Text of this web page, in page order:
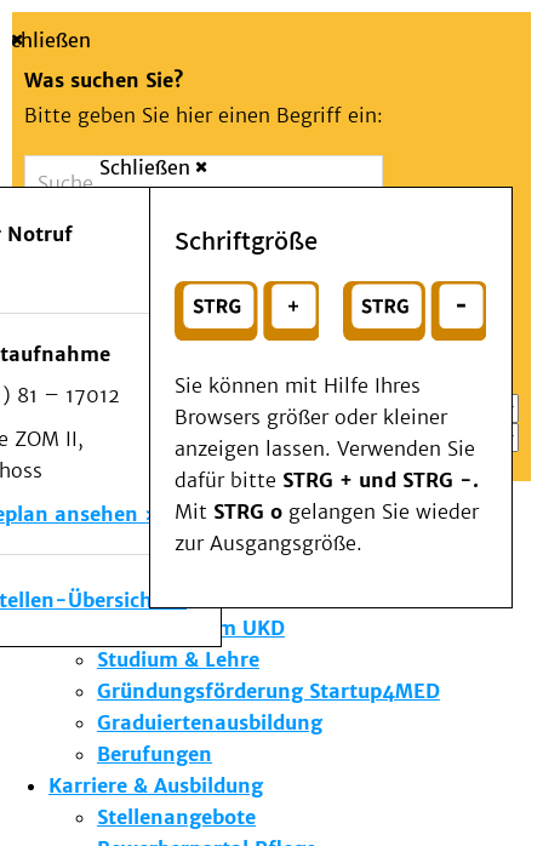
Suche
Schließen
Was suchen Sie?
Bitte geben Sie hier einen Begriff ein:
Suchen
oder
Wählen Sie ein Thema für Ihren Schnelleinstieg
Notfall
Schließen
Notruf
81 – 17012
ZOM II,
ansehen
Übersicht
Schriftgröße
Sie können mit Hilfe Ihres
Browsers größer oder kleiner
anzeigen lassen. Verwenden Sie
dafür bitte STRG + und STRG -.
Mit STRG o gelangen Sie wieder
zur Ausgangsgröße.
Menü
Patienten & Besucher
Kliniken/Institute/Zentren
Als Patient am UKD
Beratung und Unterstützung
Veranstaltungen
Kommunikation im Medizinwesen (KIM)
Notfall
Forschung & Lehre
Die Institute des UKD
Forschung am UKD
Studium & Lehre
Gründungsförderung Startup4MED
Graduiertenausbildung
Berufungen
Karriere & Ausbildung
Stellenangebote